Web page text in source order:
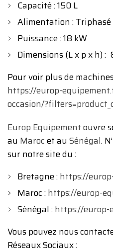
Capacité : 150 L
Alimentation :
Puissance : 18 kW
Dimensions (L x p x h) :
Pour voir plus de
https://europ-
occasion/
Europ Equipementouvre
au Marocet au Sénégal.
sur notre site du :
Bretagne :https://
Maroc :https://europ-
Sénégal :https://europ-
Vous pouvez nous
Réseaux Sociaux :